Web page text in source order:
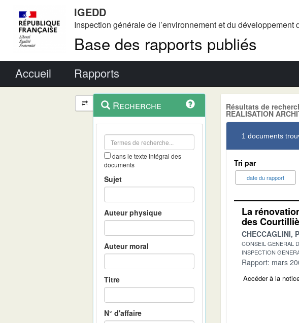
IGEDD
Inspection générale de l’environnement et du développement
Base des rapports publiés
Accueil Rapports
Navigation
et
outils
contextuel
Recherche
dans le texte intégral des
documents
Sujet
Auteur physique
Auteur moral
Titre
N° d'affaire
Résultats de
REALISATION
1 documents
Tri par
date du rapport
La
des
CHECCAGLINI,
CONSEIL GENERAL
INSPECTION
Rapport: mars
Accéder à la